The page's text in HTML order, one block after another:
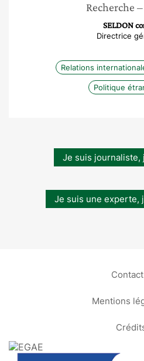
Recherche
SELDON
Directrice
Relations
Politique
Je suis journaliste,
Je suis une experte,
Contact
Mentions